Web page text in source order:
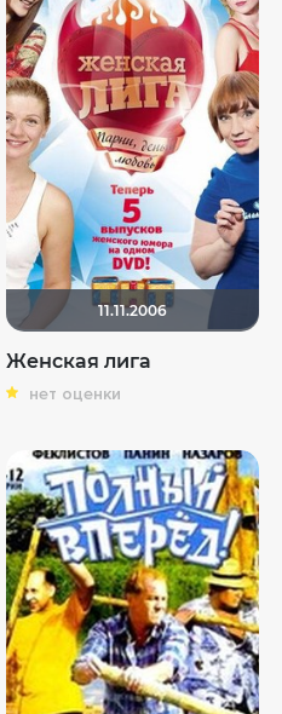
11.11.2006
Женская лига
нет оценки